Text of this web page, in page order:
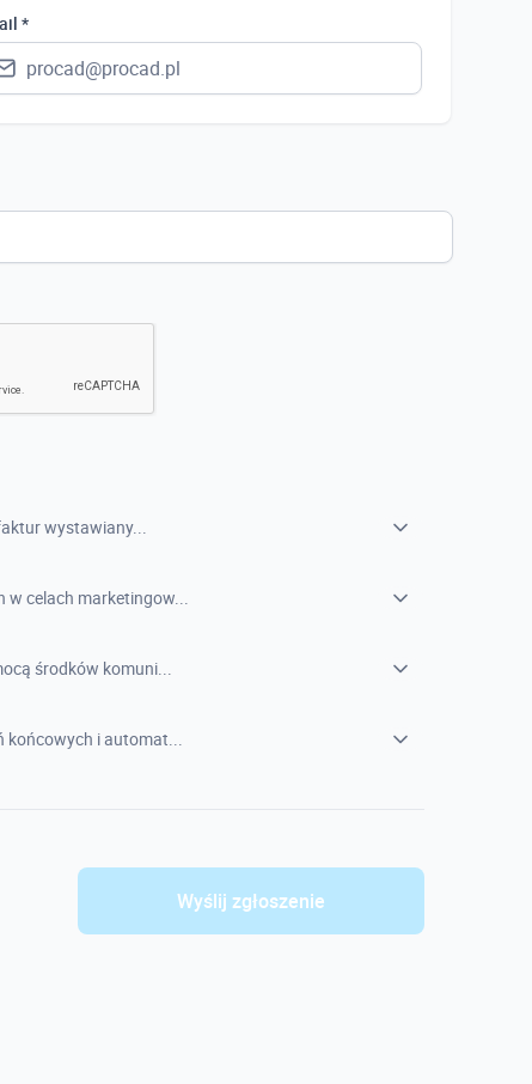
*
wystawiany...
w celach marketingow...
środków komuni...
końcowych i automat...
Wyślij zgłoszenie
Polska